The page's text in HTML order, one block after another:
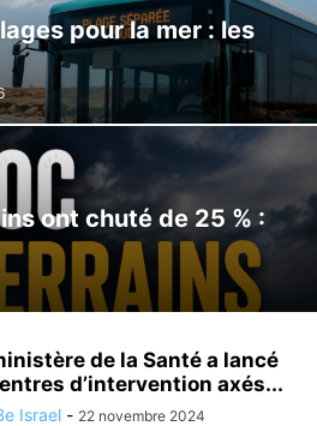
METEO MODE NATURE
RÉALISATIONS MÉDICALES
SECOURISME SPORT TOURISME
JUIF VÉHICULE VIE EN ISRAËL
pour la mer : les
ont chuté de 25 % :
de la Santé a lancé
d’intervention axés...
Israel - 22 novembre 2024